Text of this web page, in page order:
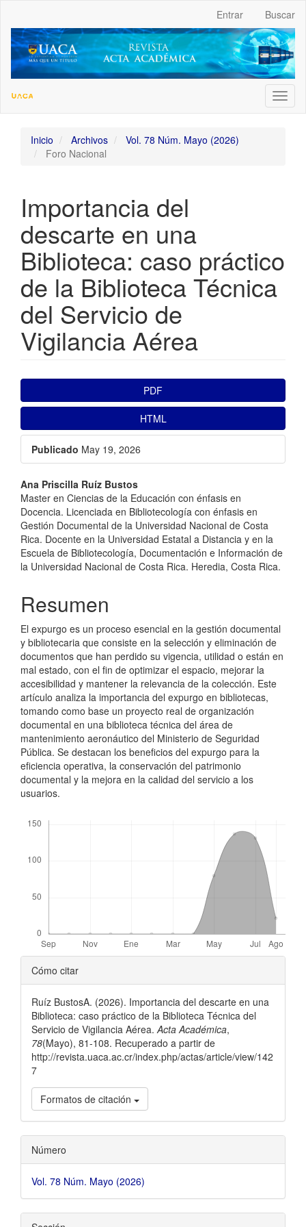
##plugins.themes.bootstrap3.accessible_menu.main_content##
##plugins.themes.bootstrap3.accessible_menu.sidebar##
Entrar Buscar
Inicio Archivos
Vol. 78 Núm. Mayo (2026)
Foro Nacional
Importancia del
descarte en una
Biblioteca: caso práctico
de la Biblioteca Técnica
del Servicio de
Vigilancia Aérea
PDF
HTML
Publicado May 19, 2026
Ana Priscilla Ruíz Bustos
Master en Ciencias de la Educación con énfasis en
Docencia. Licenciada en Bibliotecología con énfasis en
Gestión Documental de la Universidad Nacional de Costa
Rica. Docente en la Universidad Estatal a Distancia y en la
Escuela de Bibliotecología, Documentación e Información de
la Universidad Nacional de Costa Rica. Heredia, Costa Rica.
Resumen
El expurgo es un proceso esencial en la gestión documental
y bibliotecaria que consiste en la selección y eliminación de
documentos que han perdido su vigencia, utilidad o están en
mal estado, con el fin de optimizar el espacio, mejorar la
accesibilidad y mantener la relevancia de la colección. Este
artículo analiza la importancia del expurgo en bibliotecas,
tomando como base un proyecto real de organización
documental en una biblioteca técnica del área de
mantenimiento aeronáutico del Ministerio de Seguridad
Pública. Se destacan los beneficios del expurgo para la
eficiencia operativa, la conservación del patrimonio
documental y la mejora en la calidad del servicio a los
usuarios.
Cómo citar
Ruíz BustosA. (2026). Importancia del descarte en una
Biblioteca: caso práctico de la Biblioteca Técnica del
Servicio de Vigilancia Aérea.Acta Académica,
78(Mayo), 81-108. Recuperado a partir de
http://revista.uaca.ac.cr/index.php/actas/article/view/142
7
Formatos de citación
Número
Vol. 78 Núm. Mayo (2026)